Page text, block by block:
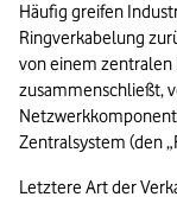
Häufig greifen
Ringverkabelung
von einem zentralen
zusammenschließt,
Zentralsystem (den
Letztere Art der